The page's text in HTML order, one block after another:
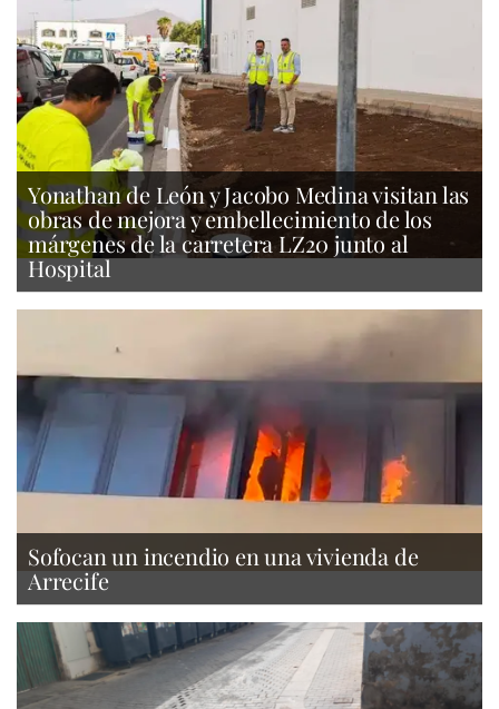
Yonathan de León y Jacobo Medina visitan las
obras de mejora y embellecimiento de los
márgenes de la carretera LZ20 junto al
Hospital
Sofocan un incendio en una vivienda de
Arrecife